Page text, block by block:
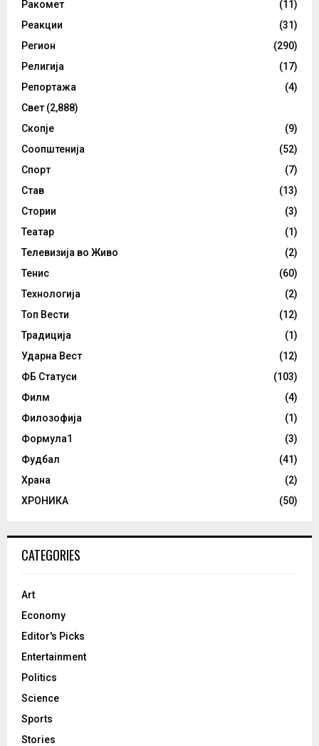
Ракомет
(11)
Реакции
(31)
Регион
(290)
Религија
(17)
Репортажа
(4)
Свет (2,888)
Скопје
(9)
Соопштенија
(52)
Спорт
(7)
Став
(13)
Стории
(3)
Театар
(1)
Телевизија во Живо
(2)
Тенис
(60)
Технологија
(2)
Топ Вести
(12)
Традиција
(1)
Ударна Вест
(12)
ФБ Статуси
(103)
Филм
(4)
Филозофија
(1)
Формула1
(3)
Фудбал
(41)
Храна
(2)
ХРОНИКА
(50)
CATEGORIES
Art
Economy
Editor's Picks
Entertainment
Politics
Science
Sports
Stories